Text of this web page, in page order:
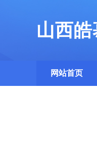
山西皓
网站首页